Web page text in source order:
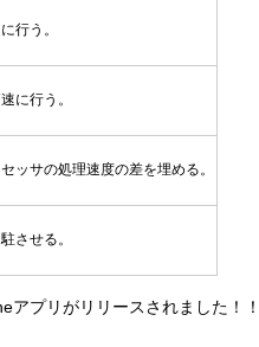
行う。
に行う。
ッサの処理速度の差を埋める。
させる。
アプリがリリースされました！